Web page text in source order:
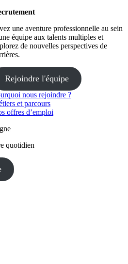
une aventure professionnelle au sein
équipe aux talents multiples et
de nouvelles perspectives de
Rejoindre l'équipe
nous rejoindre ?
et parcours
offres d’emploi
quotidien